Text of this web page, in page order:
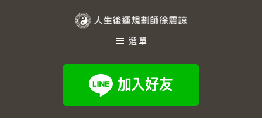
規
選單